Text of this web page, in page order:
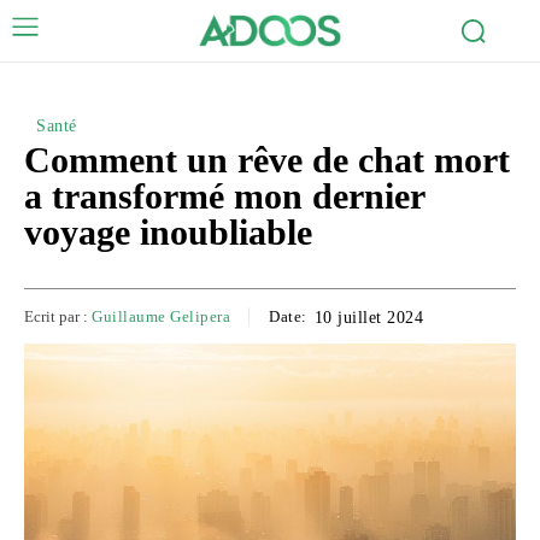
Santé
Comment un rêve de chat mort
a transformé mon dernier
voyage inoubliable
Ecrit par : Guillaume Gelipera Date: 10 juillet 2024